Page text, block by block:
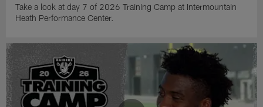
Take a look at day 7 of 2026 Training Camp at Intermountain
Heath Performance Center.